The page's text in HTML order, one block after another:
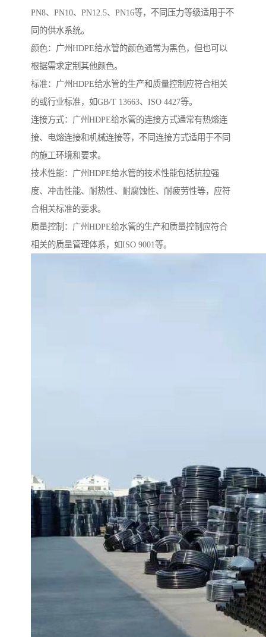
PN8、PN10、PN12.5、PN16等，不同压力等级适用于不
同的供水系统。
颜色：广州HDPE给水管的颜色通常为黑色，但也可以
根据需求定制其他颜色。
标准：广州HDPE给水管的生产和质量控制应符合相关
的或行业标准，如GB/T 13663、ISO 4427等。
连接方式：广州HDPE给水管的连接方式通常有热熔连
接、电熔连接和机械连接等，不同连接方式适用于不同
的施工环境和要求。
技术性能：广州HDPE给水管的技术性能包括抗拉强
度、冲击性能、耐热性、耐腐蚀性、耐疲劳性等，应符
合相关标准的要求。
质量控制：广州HDPE给水管的生产和质量控制应符合
相关的质量管理体系，如ISO 9001等。